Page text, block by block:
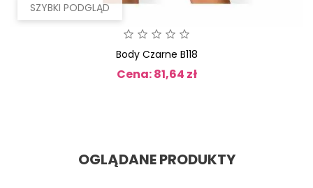
SZYBKI PODGLĄD
Body Czarne B118
Cena: 81,64 zł
OGLĄDANE PRODUKTY